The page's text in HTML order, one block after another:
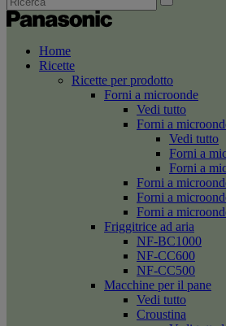
Home
Ricette
Ricette per prodotto
Forni a microonde
Vedi tutto
Forni a
Vedi tutto
Forni a
Forni a
Forni a
Forni a
Forni a
Friggitrice ad aria
NF-BC1000
NF-CC600
NF-CC500
Macchine per il pane
Vedi tutto
Croustina